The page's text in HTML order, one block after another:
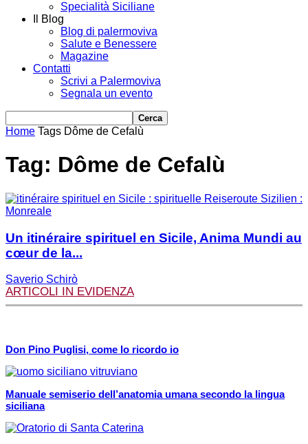
Specialità Siciliane
Il Blog
Blog di palermoviva
Salute e Benessere
Magazine
Contatti
Scrivi a Palermoviva
Segnala un evento
Home Tags Dôme de Cefalù
Tag: Dôme de Cefalù
Un itinéraire spirituel en Sicile, Anima Mundi au
cœur de la...
Saverio Schirò
ARTICOLI IN EVIDENZA
Don Pino Puglisi, come lo ricordo io
Manuale semiserio dell’anatomia umana secondo la lingua
siciliana